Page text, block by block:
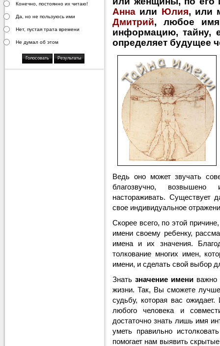
Конечно, постоянно их читаю!
Да, но не пользуюсь ими
Нет, пустая трата времени
Не думал об этом
Анна или Юлия, или
Дмитрий, любое имя
информацию, тайну,
определяет будущее
Ведь оно может звучать
благозвучно,
настораживать. Существует
свое индивидуальное
Скорее всего, по этой
имени своему ребенку,
имена и их значения.
толкование многих имен,
имени, и сделать свой выбор
Знать значение имени важно
жизни. Так, Вы сможете
судьбу, которая вас
любого человека и
достаточно знать лишь имя
уметь правильно
помогает нам выявить